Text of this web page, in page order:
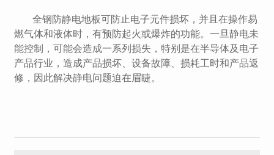
全钢防静电地板可防止电子元件损坏，并且在操作易
燃气体和液体时，有预防起火或爆炸的功能。一旦静电未
能控制，可能会造成一系列损失，特别是在半导体及电子
产品行业，造成产品损坏、设备故障、损耗工时和产品返
修，因此解决静电问题迫在眉睫。